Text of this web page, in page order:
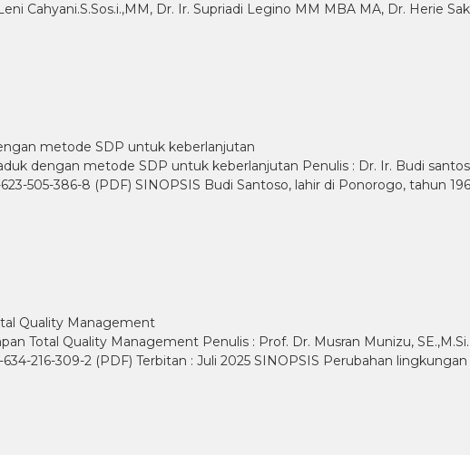
Leni Cahyani.S.Sos.i.,MM, Dr. Ir. Supriadi Legino MM MBA MA, Dr.
metode SDP untuk keberlanjutan
dengan metode SDP untuk keberlanjutan Penulis : Dr. Ir. Budi
505-386-8 (PDF) SINOPSIS Budi Santoso, lahir di Ponorogo, tahun
Quality Management
Total Quality Management Penulis : Prof. Dr. Musran Munizu,
216-309-2 (PDF) Terbitan : Juli 2025 SINOPSIS Perubahan